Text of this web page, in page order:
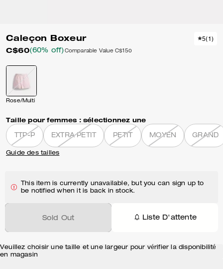
Caleçon Boxeur
C$60(60% off) Comparable Value C$150
5(1)
Rose/Multi
Taille pour femmes : sélectionnez une
TTP-P EXTRA PETIT PETIT MOYEN GRAND
Guide des tailles
This item is currently unavailable, but you can sign up to
be notified when it is back in stock.
Sold Out Liste D'attente
Veuillez choisir une taille et une largeur pour vérifier la disponibilité
en magasin